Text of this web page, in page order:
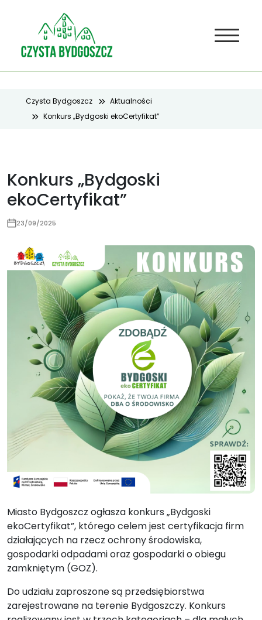
Czysta Bydgoszcz
Aktualności
Konkurs „Bydgoski ekoCertyfikat”
Konkurs „Bydgoski
ekoCertyfikat”
23/09/2025
Miasto Bydgoszcz ogłasza konkurs „Bydgoski
ekoCertyfikat”, którego celem jest certyfikacja firm
działających na rzecz ochrony środowiska,
gospodarki odpadami oraz gospodarki o obiegu
zamkniętym (GOZ).
Do udziału zaproszone są przedsiębiorstwa
zarejestrowane na terenie Bydgoszczy. Konkurs